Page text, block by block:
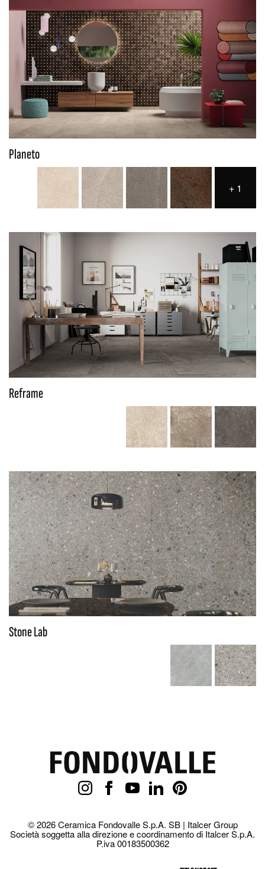
Planeto
+ 1
Reframe
Stone Lab
© 2026 Ceramica Fondovalle S.p.A. SB | Italcer Group
Società soggetta alla direzione e coordinamento di Italcer S.p.A.
P.iva 00183500362